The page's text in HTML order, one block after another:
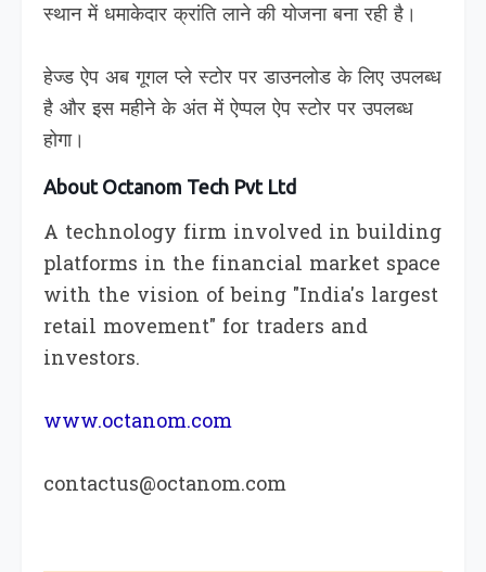
स्थान में धमाकेदार क्रांति लाने की योजना बना रही है।
हेज्ड ऐप अब गूगल प्ले स्टोर पर डाउनलोड के लिए उपलब्ध
है और इस महीने के अंत में ऐप्पल ऐप स्टोर पर उपलब्ध
होगा।
About Octanom Tech Pvt Ltd
A technology firm involved in building
platforms in the financial market space
with the vision of being "India's largest
retail movement" for traders and
investors.
www.octanom.com
contactus@octanom.com